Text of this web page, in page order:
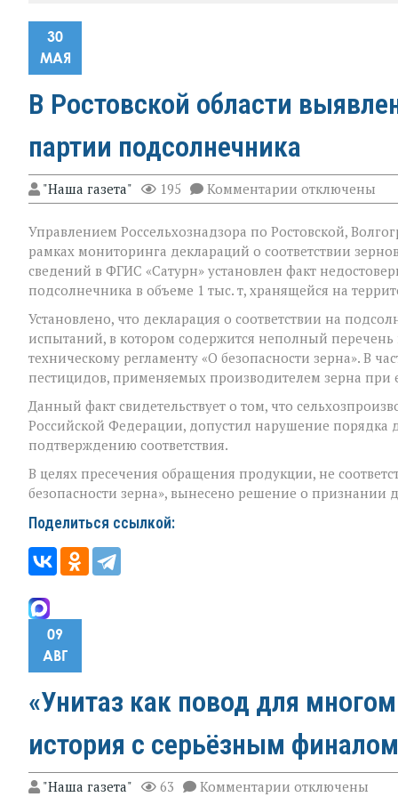
30
МАЯ
В Ростовской области
партии подсолнечника
"Наша газета" 195 Комментарии к
записи
Ростовской
области
недостоверное
отключены
Управлением Россельхознадзора по Ростовской,
рамках мониторинга деклараций о соответствии
сведений в ФГИС «Сатурн» установлен факт
подсолнечника в объеме 1 тыс. т, хранящейся на
Установлено, что декларация о соответствии на
испытаний, в котором содержится неполный
техническому регламенту «О безопасности зерна». В
пестицидов, применяемых производителем зерна
Данный факт свидетельствует о том, что
Российской Федерации, допустил нарушение
подтверждению соответствия.
В целях пресечения обращения продукции, не
безопасности зерна», вынесено решение о признании
Поделиться ссылкой:
09
АВГ
«Унитаз как повод для
история с серьёзным
"Наша газета" 63 Комментарии котключены